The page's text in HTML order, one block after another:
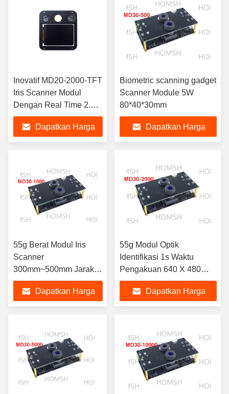
Inovatif MD20-2000-TFT
Iris Scanner Modul
Dengan Real Time 2.4
"Tampilan
Dapatkan Harga
Biometric scanning gadget
Scanner Module 5W
80*40*30mm
Dapatkan Harga
55g Berat Modul Iris
Scanner
300mm~500mm Jarak
Operasi
Dapatkan Harga
55g Modul Optik
Identifikasi 1s Waktu
Pengakuan 640 X 480
Resolusi Gambar
Dapatkan Harga